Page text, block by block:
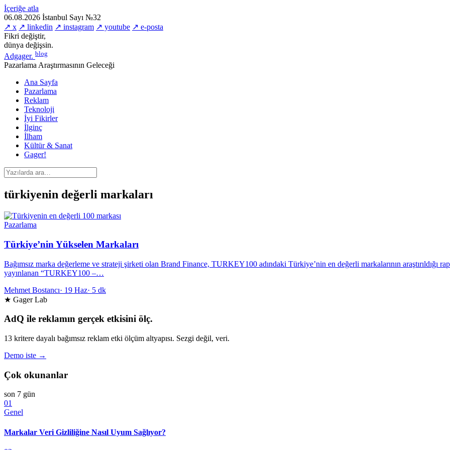
İçeriğe atla
06.08.2026 İstanbul Sayı №32
↗ x ↗ linkedin ↗ instagram ↗ youtube ↗ e-posta
Fikri değiştir,
dünya değişsin.
Adgager. blog
Pazarlama Araştırmasının Geleceği
Ana Sayfa
Pazarlama
Reklam
Teknoloji
İyi Fikirler
İlginç
İlham
Kültür & Sanat
Gager!
türkiyenin değerli markaları
Pazarlama
Türkiye’nin Yükselen Markaları
Bağımsız marka değerleme ve strateji şirketi olan Brand Finance, TURKEY100 adındaki Türkiye’nin en değerli markalarının araştırıldığı
yayınlanan “TURKEY100 –…
Mehmet Bostancı· 19 Haz· 5 dk
★ Gager Lab
AdQ ile reklamın gerçek etkisini ölç.
13 kritere dayalı bağımsız reklam etki ölçüm altyapısı. Sezgi değil, veri.
Demo iste →
Çok okunanlar
son 7 gün
01
Genel
Markalar Veri Gizliliğine Nasıl Uyum Sağlıyor?